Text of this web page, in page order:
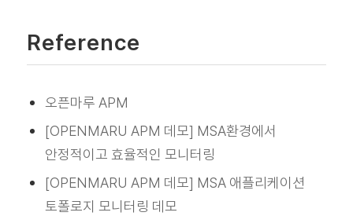
Reference
오픈마루 APM
[OPENMARU APM 데모] MSA환경에서
안정적이고 효율적인 모니터링
[OPENMARU APM 데모] MSA 애플리케이션
토폴로지 모니터링 데모